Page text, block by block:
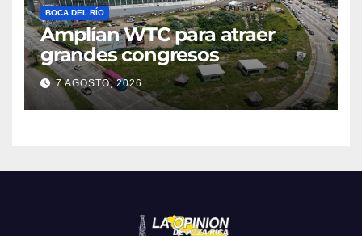
BOCA DEL RÍO
Amplían WTC para atraer
grandes congresos
7 AGOSTO, 2026